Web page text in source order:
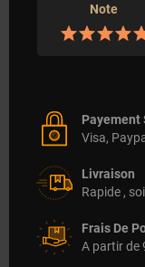
Note
Payement
Visa,
Livraison
Rapide ,
Frais De
A partir de